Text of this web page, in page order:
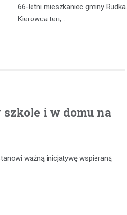
66-letni mieszkaniec gminy Rudka.
Kierowca ten,…
szkole i w domu na
ważną inicjatywę wspieraną